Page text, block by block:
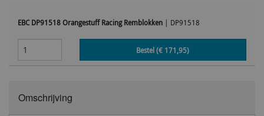
EBC DP91518 Orangestuff Racing Remblokken | DP91518
Bestel (€ 171,95)
Omschrijving